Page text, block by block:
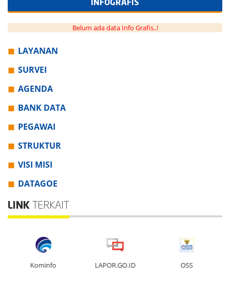
INFOGRAFIS
Belum ada data Info Grafis..!
LAYANAN
SURVEI
AGENDA
BANK DATA
PEGAWAI
STRUKTUR
VISI MISI
DATAGOE
LINK TERKAIT
Kominfo LAPOR.GO.ID OSS